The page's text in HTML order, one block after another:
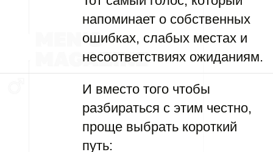
напоминает о собственных
ошибках, слабых местах и
несоответствиях ожиданиям.
И вместо того чтобы
разбираться с этим честно,
проще выбрать короткий
путь: